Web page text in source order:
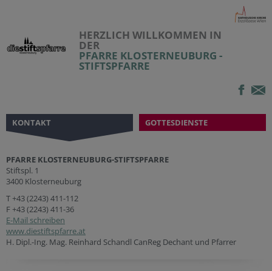
HERZLICH WILLKOMMEN IN
DER
PFARRE KLOSTERNEUBURG -
STIFTSPFARRE
KONTAKT GOTTESDIENSTE
PFARRE KLOSTERNEUBURG-STIFTSPFARRE
Stiftspl. 1
3400 Klosterneuburg
T+43 (2243) 411-112
F +43 (2243) 411-36
E-Mail schreiben
www.diestiftspfarre.at
H. Dipl.-Ing. Mag. Reinhard Schandl CanReg Dechant und Pfarrer